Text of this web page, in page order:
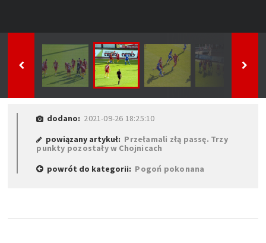
dodano: 2021-09-26 18:25:10
powiązany artykuł: Przełamali złą passę. Trzy
punkty pozostały w Chojnicach
powrót do kategorii: Pogoń pokonana